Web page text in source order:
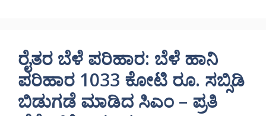
ರೈತರ ಬೆಳೆ ಪರಿಹಾರ: ಬೆಳೆ ಹಾನಿ
ಪರಿಹಾರ 1033 ಕೋಟಿ ರೂ. ಸಬ್ಸಿಡಿ
ಬಿಡುಗಡೆ ಮಾಡಿದ ಸಿಎಂ – ಪ್ರತಿ